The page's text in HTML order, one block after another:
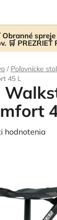
🛒 PREZRIEŤ
/ Poľovnícke
45 L
hodnotenia